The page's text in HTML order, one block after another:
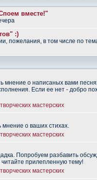
вместе!"
:)
пожелания, в том числе по
мнение о написаных вами
Если ее нет - добро
мастерских
мнение о ваших стихах.
мастерских
Попробуем разбавить
прилепленную тему!
мастерских